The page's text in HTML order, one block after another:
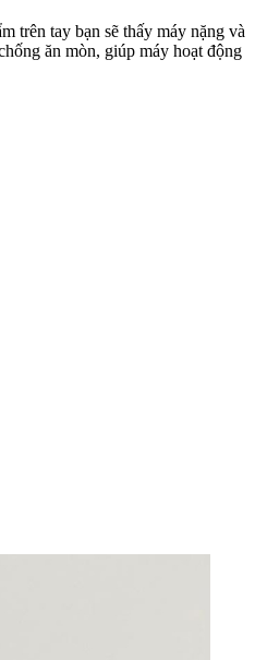
trên tay bạn sẽ thấy máy nặng và
ăn mòn, giúp máy hoạt động